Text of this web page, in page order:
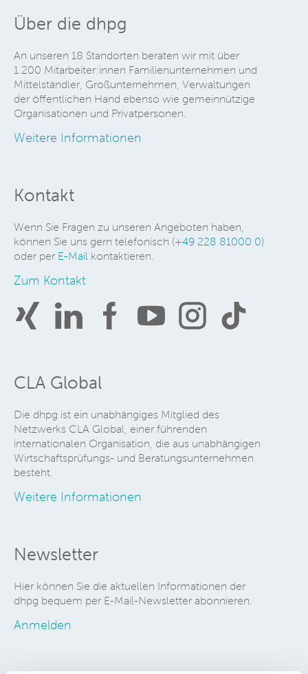
Über die dhpg
An unseren 18 Standorten beraten wir mit über
1.200 Mitarbeiter:innen Familienunternehmen und
Mittelständler, Großunternehmen, Verwaltungen
der öffentlichen Hand ebenso wie gemeinnützige
Organisationen und Privatpersonen.
Weitere Informationen
Kontakt
Wenn Sie Fragen zu unseren Angeboten haben,
können Sie uns gern telefonisch (+49 228 81000 0)
oder per E-Mail kontaktieren.
Zum Kontakt
CLA Global
Die dhpg ist ein unabhängiges Mitglied des
Netzwerks CLA Global, einer führenden
internationalen Organisation, die aus unabhängigen
Wirtschaftsprüfungs- und Beratungsunternehmen
besteht.
Weitere Informationen
Newsletter
Hier können Sie die aktuellen Informationen der
dhpg bequem per E-Mail-Newsletter abonnieren.
Anmelden